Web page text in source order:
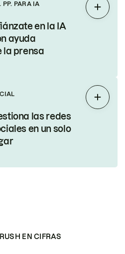
PP. PARA IA
en la IA
ayuda
la prensa
las redes
en un solo
EN CIFRAS